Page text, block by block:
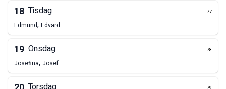
18 Tisdag 77
Edmund, Edvard
19 Onsdag 78
Josefina, Josef